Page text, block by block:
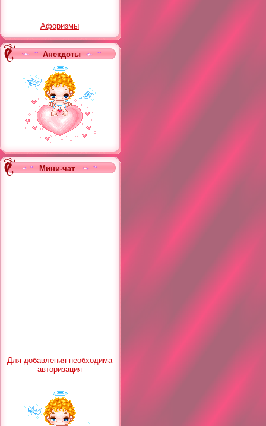
Афоризмы
Анекдоты
Мини-чат
Для добавления необходима
авторизация